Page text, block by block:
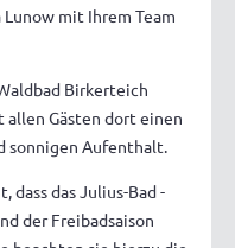
mit Ihrem Team
Birkerteich
allen Gästen dort einen
sonnigen Aufenthalt.
das Julius-Bad -
der Freibadsaison